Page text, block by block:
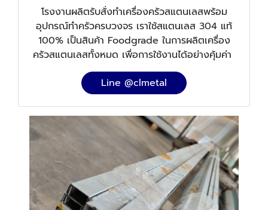
โรงงานผลิตรับสั่งทำเครื่องครัวสแตนเลสพร้อม
อุปกรณ์ทำครัวครบวงจร เราใช้สแตนเลส 304 แท้
100% เป็นสินค้า Foodgrade ในการผลิตเครื่อง
ครัวสแตนเลสทั้งหมด เพื่อการใช้งานได้อย่างคุ้มค่า
Line @clmetal